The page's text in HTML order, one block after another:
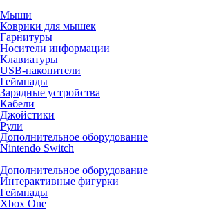
Мыши
Коврики для мышек
Гарнитуры
Носители информации
Клавиатуры
USB-накопители
Геймпады
Зарядные устройства
Кабели
Джойстики
Рули
Дополнительное оборудование
Nintendo Switch
Дополнительное оборудование
Интерактивные фигурки
Геймпады
Xbox One